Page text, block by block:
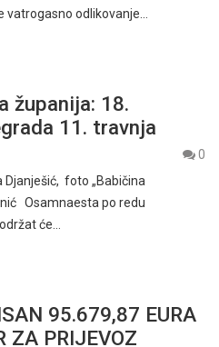
vatrogasno odlikovanje…
županija: 18.
11. travnja
0
Djanješić, foto „Babičina
Osamnaesta po redu
će…
95.679,87 EURA
ZA PRIJEVOZ